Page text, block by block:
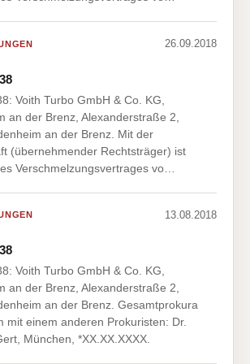
26.09.2018
Voith Turbo GmbH & Co. KG,
an der Brenz, Alexanderstraße 2,
an der Brenz. Mit der
(übernehmender Rechtsträger) ist
Verschmelzungsvertrages vo…
13.08.2018
Voith Turbo GmbH & Co. KG,
an der Brenz, Alexanderstraße 2,
an der Brenz. Gesamtprokura
mit einem anderen Prokuristen: Dr.
München, *XX.XX.XXXX.